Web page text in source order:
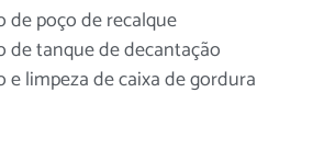
de poço de recalque
de tanque de decantação
limpeza de caixa de gordura